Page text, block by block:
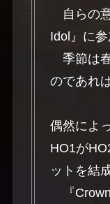
自らの
Idol』に参
季節は
のであれ
偶然によ
HO1が
ットを結
『